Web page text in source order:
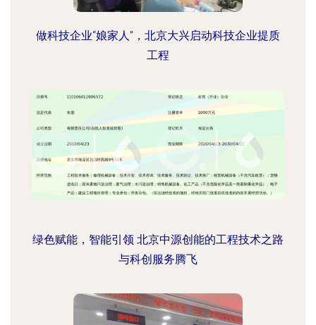
做科技企业“娘家人”，北京大兴启动科技企业提质
工程
绿色赋能，智能引领 北京中源创能的工程技术之路
与科创服务腾飞